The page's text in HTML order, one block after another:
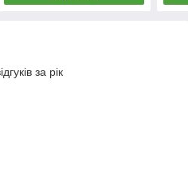
за рік